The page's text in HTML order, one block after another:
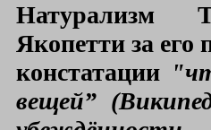
Натурализм
Якопетти за его
констатации
вещей”